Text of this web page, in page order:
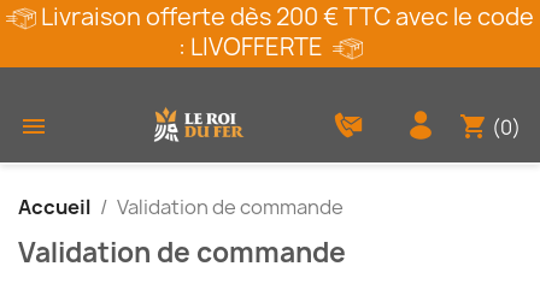
Livraison offerte dès 200 € TTC avec le code
: LIVOFFERTE
 shopping_cart (0)
Accueil Validation de commande
Validation de commande